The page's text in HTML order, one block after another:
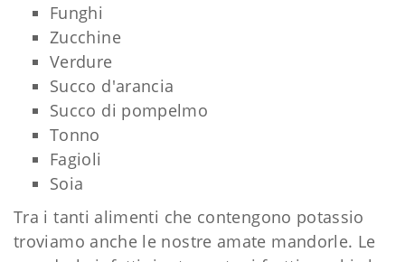
Funghi
Zucchine
Verdure
Succo d'arancia
Succo di pompelmo
Tonno
Fagioli
Soia
Tra i tanti alimenti che contengono potassio
troviamo anche le nostre amate mandorle. Le